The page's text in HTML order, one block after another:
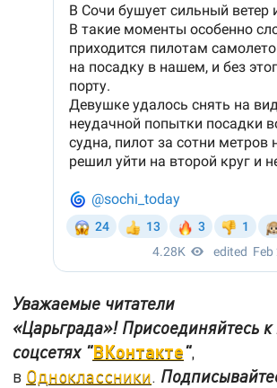
Уважаемые читатели
«Царьграда»! Присоединяйтесь
соцсетях "ВКонтакте",
в Одноклассники